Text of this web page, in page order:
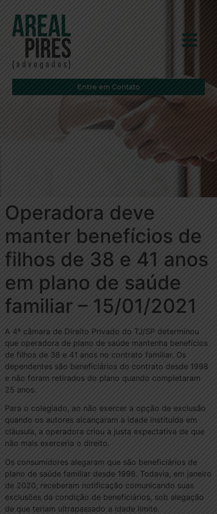
Entre em Contato
Operadora deve
manter benefícios de
filhos de 38 e 41 anos
em plano de saúde
familiar – 15/01/2021
A 4ª câmara de Direito Privado do TJ/SP determinou
que operadora de plano de saúde mantenha benefícios
de filhos de 38 e 41 anos no contrato familiar. Os
dependentes são beneficiários do contrato desde 1998
e não foram retirados do plano quando completaram
25 anos.
Para o colegiado, ao não exercer a opção de exclusão
quando os autores alcançaram a idade instituída em
cláusula, a operadora criou a justa expectativa de que
não mais exerceria o direito.
Os consumidores alegaram que são beneficiários de
plano de saúde familiar desde 1998. Todavia, em janeiro
de 2020, receberam notificação comunicando suas
exclusões da condição de beneficiários, sob alegação
de que teriam ultrapassado a idade limite.